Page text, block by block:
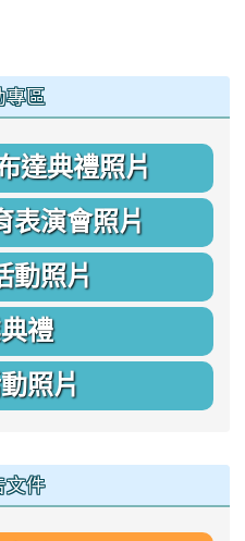
專區
達典禮照片
表演會照片
動照片
禮
照片
文件